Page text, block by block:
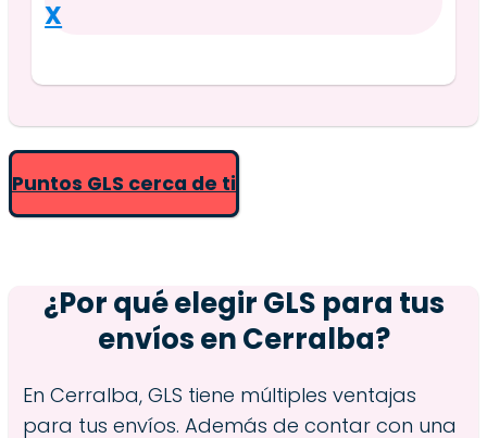
X
Puntos GLS cerca de ti
¿Por qué elegir GLS para tus
envíos enCerralba?
En Cerralba, GLS tiene múltiples ventajas
para tus envíos. Además de contar con una